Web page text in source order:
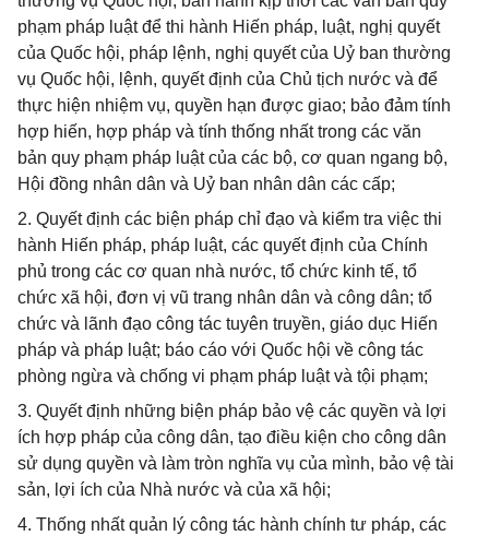
phạm pháp luật để thi hành Hiến pháp, luật, nghị quyết
của Quốc hội, pháp lệnh, nghị quyết của Uỷ ban thường
vụ Quốc hội, lệnh, quyết định của Chủ tịch nước và để
thực hiện nhiệm vụ, quyền hạn được giao; bảo đảm tính
hợp hiến, hợp pháp và tính thống nhất trong các văn
bản quy phạm pháp luật của các bộ, cơ quan ngang bộ,
Hội đồng nhân dân và Uỷ ban nhân dân các cấp;
2. Quyết định các biện pháp chỉ đạo và kiểm tra việc thi
hành Hiến pháp, pháp luật, các quyết định của Chính
phủ trong các cơ quan nhà nước, tổ chức kinh tế, tổ
chức xã hội, đơn vị vũ trang nhân dân và công dân; tổ
chức và lãnh đạo công tác tuyên truyền, giáo dục Hiến
pháp và pháp luật; báo cáo với Quốc hội về công tác
phòng ngừa và chống vi phạm pháp luật và tội phạm;
3. Quyết định những biện pháp bảo vệ các quyền và lợi
ích hợp pháp của công dân, tạo điều kiện cho công dân
sử dụng quyền và làm tròn nghĩa vụ của mình, bảo vệ tài
sản, lợi ích của Nhà nước và của xã hội;
4. Thống nhất quản lý công tác hành chính tư pháp, các